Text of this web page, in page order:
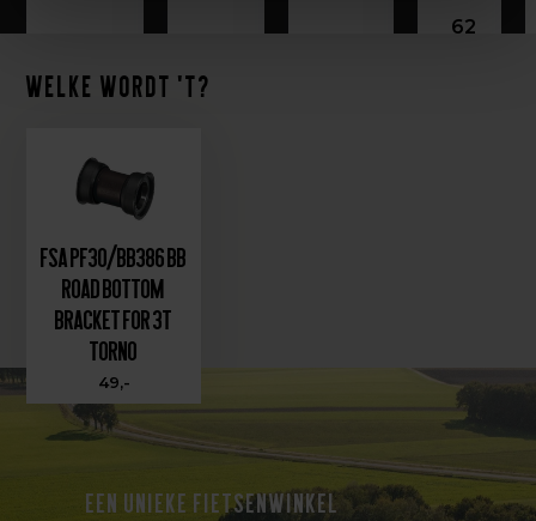
62
Welke wordt 't?
FSA PF30/BB386 BB
ROAD Bottom
Bracket for 3T
Torno
49,-
EEN UNIEKE FIETSENWINKEL